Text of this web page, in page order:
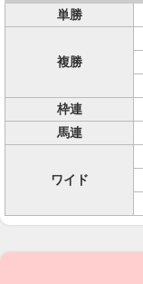
単勝
複勝
枠連
馬連
ワイド